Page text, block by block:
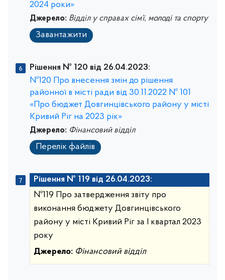
2024 роки»
Джерело: Відділ у справах сім’ї, молоді та спорту
Завантажити
Рішення № 120 від 26.04.2023:
№120 Про внесення змін до рішення
районної в місті ради від 30.11.2022 № 101
«Про бюджет Довгинцівського району у місті
Кривий Ріг на 2023 рік»
Джерело: Фінансовий відділ
Перелік файлів
Рішення № 119 від 26.04.2023:
№119 Про затвердження звіту про
виконання бюджету Довгинцівського
району у місті Кривий Ріг за І квартал 2023
року
Джерело: Фінансовий відділ